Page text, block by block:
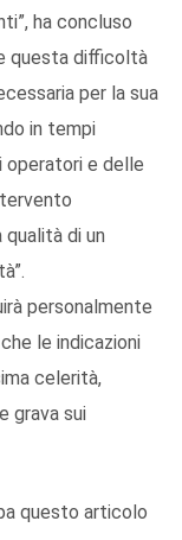
ha concluso
questa difficoltà
per la sua
in tempi
operatori e delle
di un
personalmente
le indicazioni
celerità,
grava sui
questo articolo